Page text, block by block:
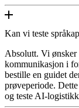
Kan vi teste
Absolutt. Vi ønsker
kommunikasjon i
bestille en guidet
prøveperiode.
og teste AI-